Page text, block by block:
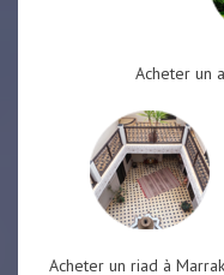
Acheter un
Acheter un riad à